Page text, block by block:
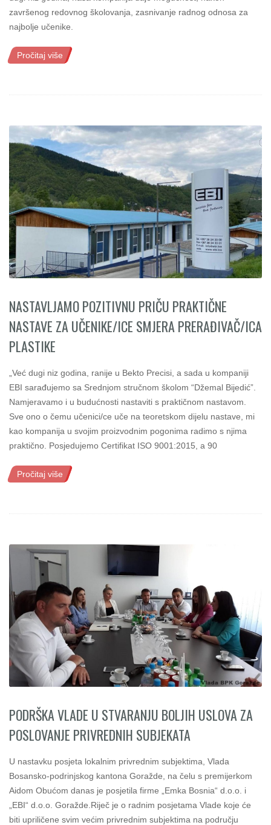
završenog redovnog školovanja, zasnivanje radnog odnosa za
najbolje učenike.
NASTAVLJAMO POZITIVNU PRIČU PRAKTIČNE
NASTAVE ZA UČENIKE/ICE SMJERA PRERAĐIVAČ/ICA
PLASTIKE
„Već dugi niz godina, ranije u Bekto Precisi, a sada u kompaniji
EBI sarađujemo sa Srednjom stručnom školom “Džemal Bijedić”.
Namjeravamo i u budućnosti nastaviti s praktičnom nastavom.
Sve ono o čemu učenici/ce uče na teoretskom dijelu nastave, mi
kao kompanija u svojim proizvodnim pogonima radimo s njima
praktično. Posjedujemo Certifikat ISO 9001:2015, a 90
PODRŠKA VLADE U STVARANJU BOLJIH USLOVA ZA
POSLOVANJE PRIVREDNIH SUBJEKATA
U nastavku posjeta lokalnim privrednim subjektima, Vlada
Bosansko-podrinjskog kantona Goražde, na čelu s premijerkom
Aidom Obućom danas je posjetila firme „Emka Bosnia“ d.o.o. i
„EBI“ d.o.o. Goražde.Riječ je o radnim posjetama Vlade koje će
biti upriličene svim većim privrednim subjektima na području